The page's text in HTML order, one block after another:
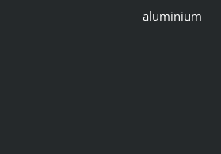
aluminium